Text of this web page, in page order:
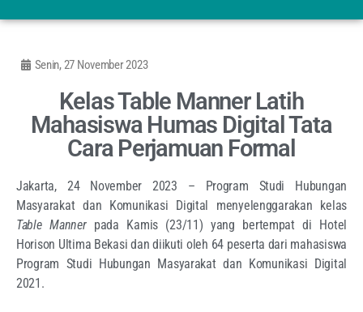
Senin, 27 November 2023
Kelas Table Manner Latih
Mahasiswa Humas Digital Tata
Cara Perjamuan Formal
Jakarta, 24 November 2023 – Program Studi Hubungan
Masyarakat dan Komunikasi Digital menyelenggarakan kelas
Table Manner pada Kamis (23/11) yang bertempat di Hotel
Horison Ultima Bekasi dan diikuti oleh 64 peserta dari mahasiswa
Program Studi Hubungan Masyarakat dan Komunikasi Digital
2021.